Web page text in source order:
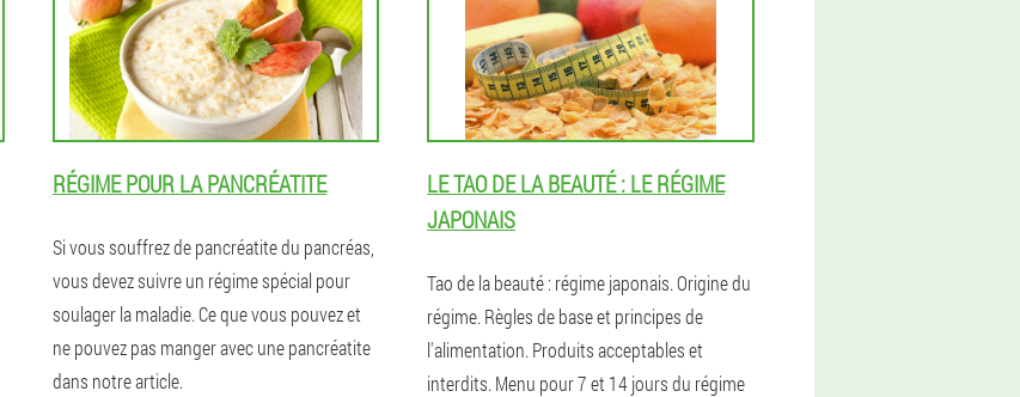
RÉGIME POUR LA PANCRÉATITE
Si vous souffrez de pancréatite du pancréas,
vous devez suivre un régime spécial pour
soulager la maladie. Ce que vous pouvez et
ne pouvez pas manger avec une pancréatite
dans notre article.
LE TAO DE LA BEAUTÉ : LE RÉGIME
JAPONAIS
Tao de la beauté : régime japonais. Origine du
régime. Règles de base et principes de
l'alimentation. Produits acceptables et
interdits. Menu pour 7 et 14 jours du régime